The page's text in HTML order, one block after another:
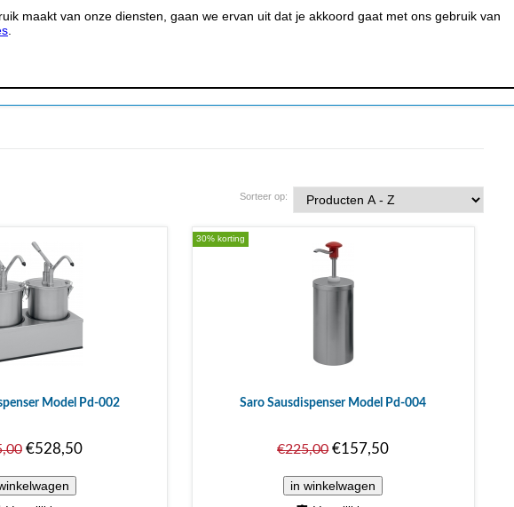
maakt van onze diensten, gaan we ervan uit dat je akkoord gaat met ons gebruik van
MIJN ACCOUNT BESTELSTATUS 0 WINKELWAGEN
Sorteer op:
Model Pd-002
€528,50
30% korting
Saro Sausdispenser Model Pd-004
€225,00€157,50